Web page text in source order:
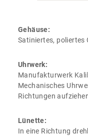
Gehäuse:
Satiniertes, poliertes
Uhrwerk:
Manufakturwerk
Mechanisches
Richtungen
Lünette:
In eine Richtung